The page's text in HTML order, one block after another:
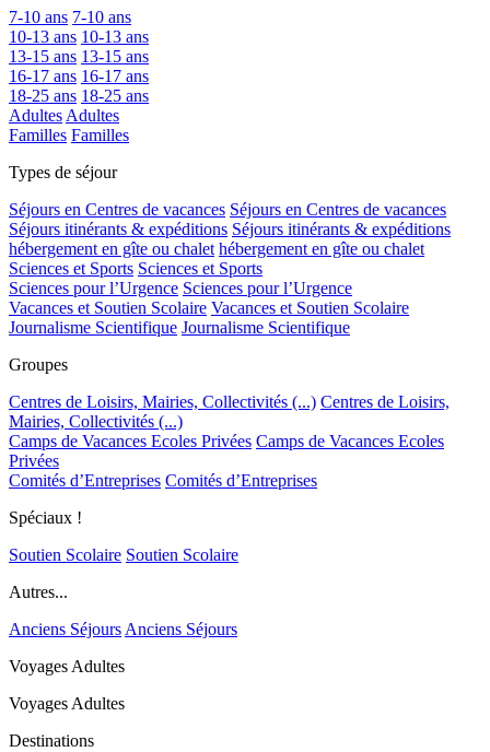
7-10 ans 7-10 ans
10-13 ans 10-13 ans
13-15 ans 13-15 ans
16-17 ans 16-17 ans
18-25 ans 18-25 ans
AdultesAdultes
Familles Familles
Types de séjour
Séjours en Centres de vacances Séjours en Centres de vacances
Séjours itinérants & expéditions Séjours itinérants & expéditions
hébergement en gîte ou chalet hébergement en gîte ou chalet
Sciences et Sports Sciences et Sports
Sciences pour l’Urgence Sciences pour l’Urgence
Vacances et Soutien Scolaire Vacances et Soutien Scolaire
Journalisme Scientifique Journalisme Scientifique
Groupes
Centres de Loisirs, Mairies, Collectivités (...) Centres de Loisirs,
Mairies, Collectivités (...)
Camps de Vacances Ecoles Privées Camps de Vacances Ecoles
Privées
Comités d’Entreprises Comités d’Entreprises
Spéciaux !
Soutien Scolaire Soutien Scolaire
Autres...
Anciens SéjoursAnciens Séjours
Voyages Adultes
Voyages Adultes
Destinations